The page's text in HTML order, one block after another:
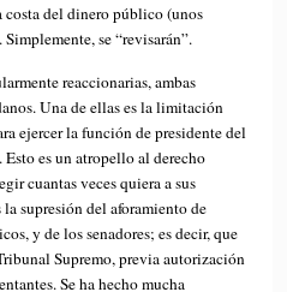
del dinero público (unos
se “revisarán”.
reaccionarias, ambas
Una de ellas es la limitación
ejercer la función de presidente del
es un atropello al derecho
cuantas veces quiera a sus
supresión del aforamiento de
y de los senadores; es decir, que
Supremo, previa autorización
Se ha hecho mucha